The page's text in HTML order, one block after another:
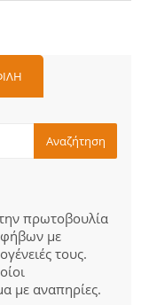
πρωτοβουλία
με
τους.
με αναπηρίες.